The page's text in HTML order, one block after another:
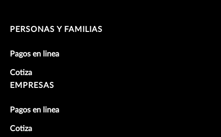
PERSONAS Y FAMILIAS
Pagos en linea
Cotiza
EMPRESAS
Pagos en linea
Cotiza